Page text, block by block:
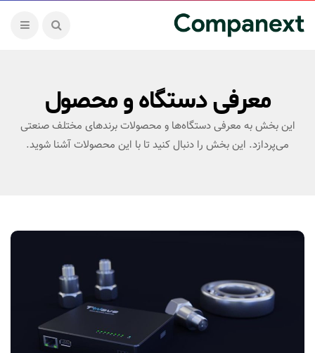
معرفی دستگاه و محصول
این بخش به معرفی دستگاه‌ها و محصولات برندهای مختلف صنعتی
می‌پردازد. این بخش را دنبال کنید تا با این محصولات آشنا شوید.